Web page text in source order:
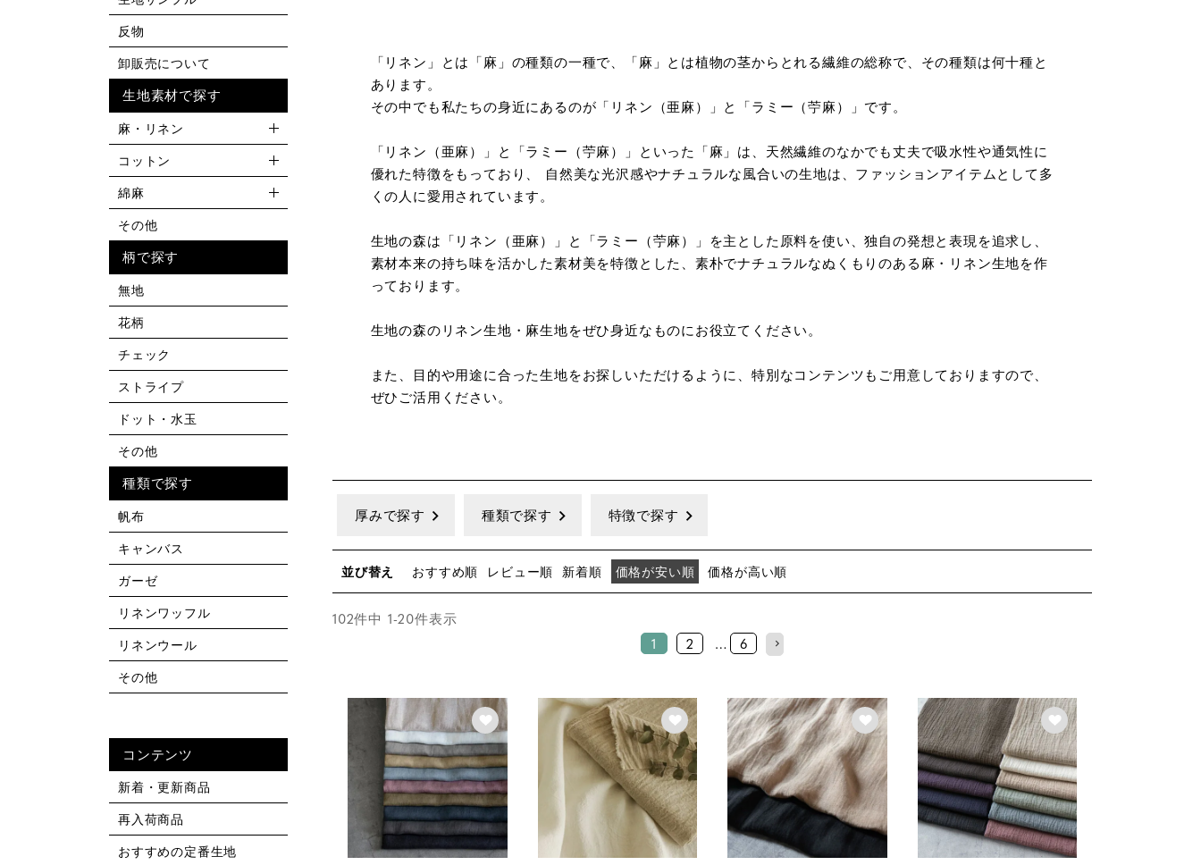
「リネン」とは「麻」の種類の一種で、「麻」とは植物の茎からとれる繊維の総称で、その種類は何十種と
あります。
その中でも私たちの身近にあるのが「リネン（亜麻）」と「ラミー（苧麻）」です。
「リネン（亜麻）」と「ラミー（苧麻）」といった「麻」は、天然繊維のなかでも丈夫で吸水性や通気性に
優れた特徴をもっており、 自然美な光沢感やナチュラルな風合いの生地は、ファッションアイテムとして多
くの人に愛用されています。
生地の森は「リネン（亜麻）」と「ラミー（苧麻）」を主とした原料を使い、独自の発想と表現を追求し、
素材本来の持ち味を活かした素材美を特徴とした、素朴でナチュラルなぬくもりのある麻・リネン生地を作
っております。
生地の森のリネン生地・麻生地をぜひ身近なものにお役立てください。
また、目的や用途に合った生地をお探しいただけるように、特別なコンテンツもご用意しておりますので、
ぜひご活用ください。
厚みで探す 種類で探す 特徴で探す
並び替え おすすめ順 レビュー順 新着順 価格が安い順 価格が高い順
102件中 1-20件表示
1
2 … 6
反物
卸販売について
生地素材で探す
麻・リネン
コットン
綿麻
その他
柄で探す
無地
花柄
チェック
ストライプ
ドット・水玉
その他
種類で探す
帆布
キャンバス
ガーゼ
リネンワッフル
リネンウール
その他
コンテンツ
新着・更新商品
再入荷商品
おすすめの定番生地